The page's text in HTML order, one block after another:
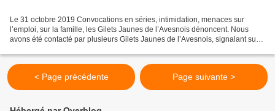
Le 31 octobre 2019 Convocations en séries, intimidation, menaces sur
l’emploi, sur la famille, les Gilets Jaunes de l’Avesnois dénoncent. Nous
avons été contacté par plusieurs Gilets Jaunes de l’Avesnois, signalant subir
< Page précédente Page suivante >